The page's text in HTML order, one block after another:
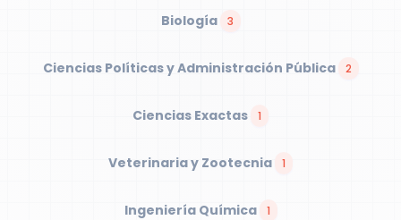
Biología 3
Ciencias Políticas y Administración Pública 2
Ciencias Exactas 1
Veterinaria y Zootecnia 1
Ingeniería Química 1